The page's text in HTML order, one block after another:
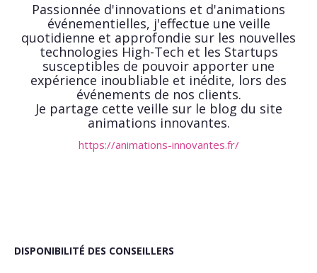
Passionnée d'innovations et d'animations
événementielles, j'effectue une veille
quotidienne et approfondie sur les nouvelles
technologies High-Tech et les Startups
susceptibles de pouvoir apporter une
expérience inoubliable et inédite, lors des
événements de nos clients.
Je partage cette veille sur le blog du site
animations innovantes.
https://animations-innovantes.fr/
DISPONIBILITÉ DES CONSEILLERS